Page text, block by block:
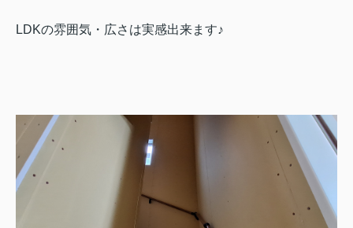
LDKの雰囲気・広さは実感出来ます♪